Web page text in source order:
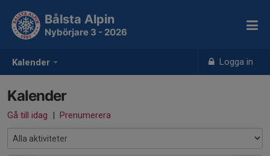
Kalender Logga in
Bålsta Alpin
Nybörjare 3 - 2026
Kalender
Gå till idag | Prenumerera